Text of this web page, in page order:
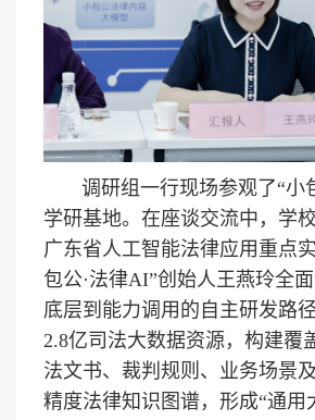
调研组一行现场参观了“小
学研基地。在座谈交流中，学
广东省人工智能法律应用重点
包公·法律AI”创始人王燕玲全
底层到能力调用的自主研发路
2.8亿司法大数据资源，构建覆
法文书、裁判规则、业务场景
精度法律知识图谱，形成“通用